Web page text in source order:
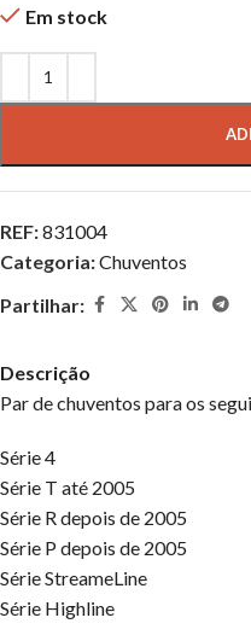
Em stock
REF:831004
Categoria:Chuventos
Partilhar:
Descrição
Par de chuventos para os
Série 4
Série T até 2005
Série R depois de 2005
Série P depois de 2005
Série StreameLine
Série Highline